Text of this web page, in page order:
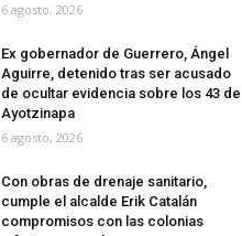
6 agosto, 2026
Ex gobernador de Guerrero, Ángel
Aguirre, detenido tras ser acusado
de ocultar evidencia sobre los 43 de
Ayotzinapa
6 agosto, 2026
Con obras de drenaje sanitario,
cumple el alcalde Erik Catalán
compromisos con las colonias